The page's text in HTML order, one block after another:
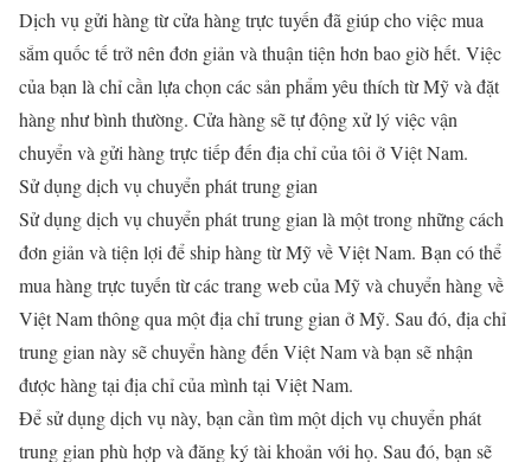
Dịch vụ gửi hàng từ cửa hàng trực tuyến đã giúp cho việc mua
sắm quốc tế trở nên đơn giản và thuận tiện hơn bao giờ hết. Việc
của bạn là chỉ cần lựa chọn các sản phẩm yêu thích từ Mỹ và đặt
hàng như bình thường. Cửa hàng sẽ tự động xử lý việc vận
chuyển và gửi hàng trực tiếp đến địa chỉ của tôi ở Việt Nam.
Sử dụng dịch vụ chuyển phát trung gian
Sử dụng dịch vụ chuyển phát trung gian là một trong những cách
đơn giản và tiện lợi để ship hàng từ Mỹ về Việt Nam. Bạn có thể
mua hàng trực tuyến từ các trang web của Mỹ và chuyển hàng về
Việt Nam thông qua một địa chỉ trung gian ở Mỹ. Sau đó, địa chỉ
trung gian này sẽ chuyển hàng đến Việt Nam và bạn sẽ nhận
được hàng tại địa chỉ của mình tại Việt Nam.
Để sử dụng dịch vụ này, bạn cần tìm một dịch vụ chuyển phát
trung gian phù hợp và đăng ký tài khoản với họ. Sau đó, bạn sẽ